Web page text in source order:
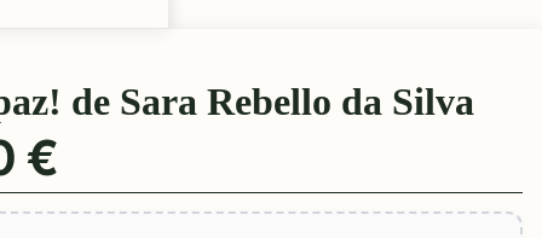
de Sara Rebello da Silva
€